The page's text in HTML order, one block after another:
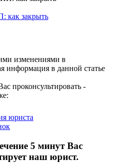
как закрыть
изменениями в
информация в данной статье
проконсультировать -